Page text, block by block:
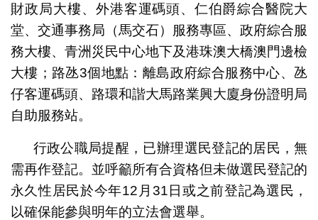
財政局大樓、外港客運碼頭、仁伯爵綜合醫院大
堂、交通事務局（馬交石）服務專區、政府綜合服
務大樓、青洲災民中心地下及港珠澳大橋澳門邊檢
大樓；路氹3個地點：離島政府綜合服務中心、氹
仔客運碼頭、路環和諧大馬路業興大廈身份證明局
自助服務站。
行政公職局提醒，已辦理選民登記的居民，無
需再作登記。並呼籲所有合資格但未做選民登記的
永久性居民於今年12月31日或之前登記為選民，
以確保能參與明年的立法會選舉。